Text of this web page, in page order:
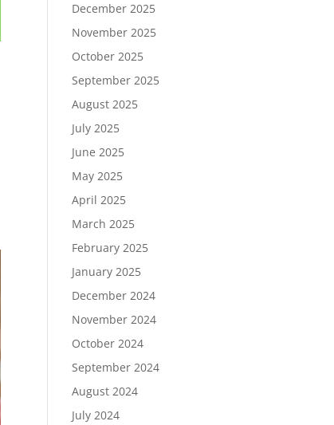
December 2025
November 2025
October 2025
September 2025
August 2025
July 2025
June 2025
May 2025
April 2025
March 2025
February 2025
January 2025
December 2024
November 2024
October 2024
September 2024
August 2024
July 2024